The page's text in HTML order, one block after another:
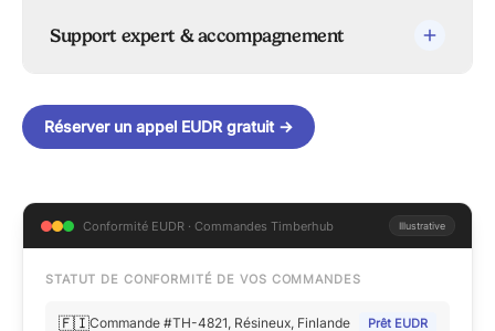
Support expert & accompagnement
Réserver un appel EUDR gratuit →
Conformité EUDR · Commandes Timberhub Illustrative
STATUT DE CONFORMITÉ DE VOS COMMANDES
🇫🇮Commande #TH-4821, Résineux, Finlande Prêt EUDR